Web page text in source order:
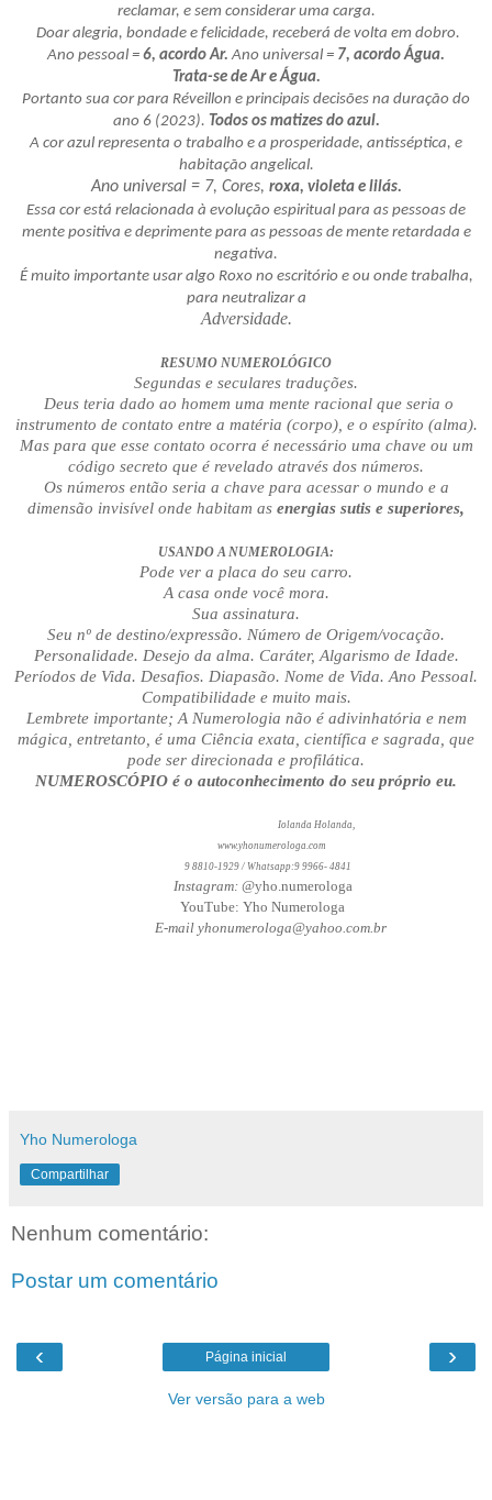
reclamar, e sem considerar uma carga.
Doar alegria, bondade e felicidade, receberá de volta em dobro.
Ano pessoal = 6, acordo Ar. Ano universal = 7, acordo Água.
Trata-se de Ar e Água.
Portanto sua cor para Réveillon e principais decisões na duração do
ano 6 (2023). Todos os matizes do azul.
A cor azul representa o trabalho e a prosperidade, antisséptica, e
habitação angelical.
Ano universal = 7, Cores, roxa, violeta e lilás.
Essa cor está relacionada à evolução espiritual para as pessoas de
mente positiva e deprimente para as pessoas de mente retardada e
negativa.
É muito importante usar algo Roxo no escritório e ou onde trabalha,
para neutralizar a
Adversidade.
RESUMO NUMEROLÓGICO
Segundas e seculares traduções.
Deus teria dado ao homem uma mente racional que seria o
instrumento de contato entre a matéria (corpo), e o espírito (alma).
Mas para que esse contato ocorra é necessário uma chave ou um
código secreto que é revelado através dos números.
Os números então seria a chave para acessar o mundo e a
dimensão invisível onde habitam as energias sutis e superiores,
USANDO A NUMEROLOGIA:
Pode ver a placa do seu carro.
A casa onde você mora.
Sua assinatura.
Seu nº de destino/expressão. Número de Origem/vocação.
Personalidade. Desejo da alma. Caráter, Algarismo de Idade.
Períodos de Vida. Desafios. Diapasão. Nome de Vida. Ano Pessoal.
Compatibilidade e muito mais.
Lembrete importante; A Numerologia não é adivinhatória e nem
mágica, entretanto, é uma Ciência exata, científica e sagrada, que
pode ser direcionada e profilática.
NUMEROSCÓPIO é o autoconhecimento do seu próprio eu.
Iolanda Holanda,
www.yhonumerologa.com
9 8810-1929 / Whatsapp:9 9966- 4841
Instagram: @yho.numerologa
YouTube: Yho Numerologa
E-mail yhonumerologa@yahoo.com.br
Yho Numerologa
Compartilhar
Nenhum comentário:
Postar um comentário
‹ ›
Página inicial
Ver versão para a web